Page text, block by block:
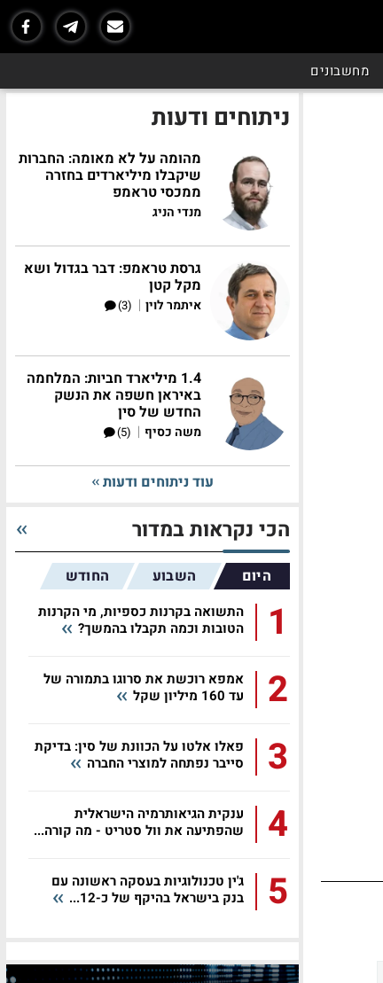
מחשבונים
ניתוחים ודעות
מהומה על לא מאומה: החברות
שיקבלו מיליארדים בחזרה
ממכסי טראמפ
מנדי הניג
גרסת טראמפ: דבר בגדול ושא
מקל קטן
איתמר לוין |
(3)
1.4 מיליארד חביות: המלחמה
באיראן חשפה את הנשק
החדש של סין
משה כסיף |
(5)
עוד ניתוחים ודעות
הכי נקראות במדור
היום השבוע החודש
1
התשואה בקרנות כספיות, מי הקרנות
הטובות וכמה תקבלו בהמשך?
2
אמפא רוכשת את סרוגו בתמורה של
עד 160 מיליון שקל
3
פאלו אלטו על הכוונת של סין: בדיקת
סייבר נפתחה למוצרי החברה
4
ענקית הגיאותרמיה הישראלית
שהפתיעה את וול סטריט - מה קורה...
5
ג'ין טכנולוגיות בעסקה ראשונה עם
בנק בישראל בהיקף של כ-12...